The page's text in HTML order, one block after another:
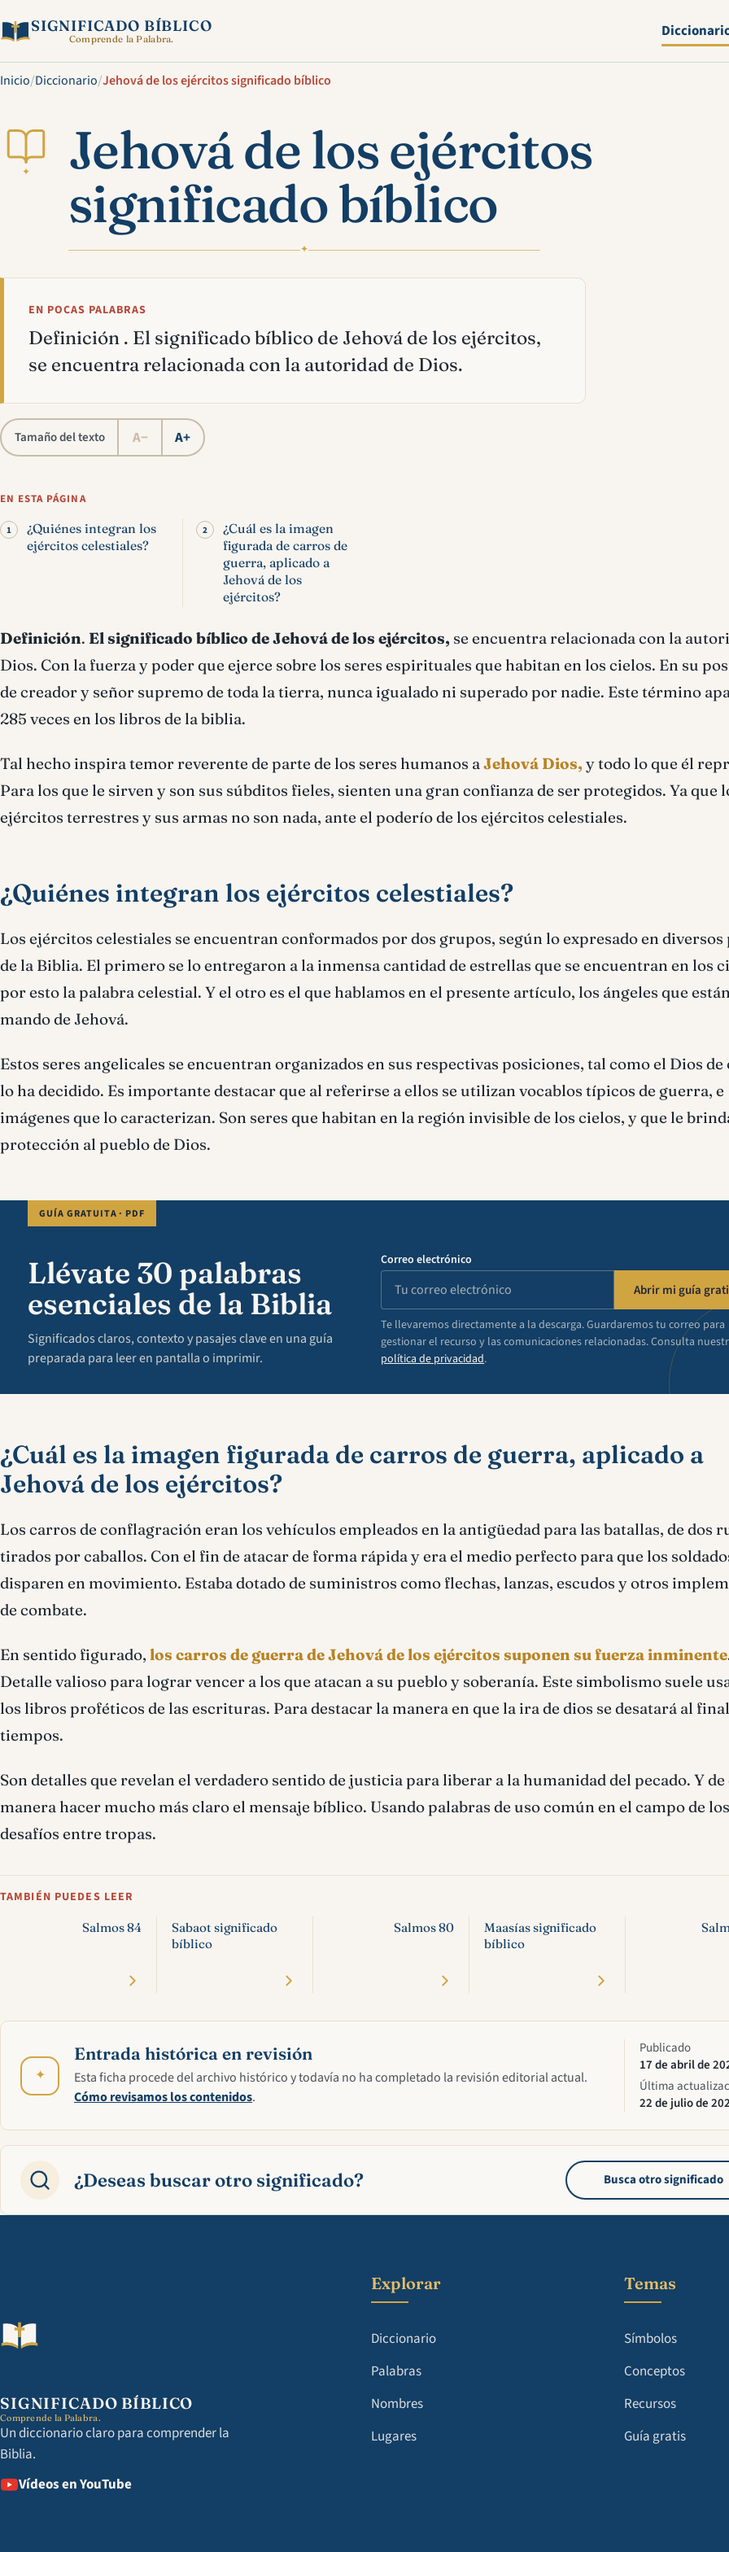
SIGNIFICADO BÍBLICO
Comprende la Palabra.
Inicio/Diccionario/Jehová de los ejércitos significado bíblico
✦
Jehová de los ejércitos
significado bíblico
✦
EN POCAS PALABRAS
Definición . El significado bíblico de Jehová de los ejércitos,
se encuentra relacionada con la autoridad de Dios.
Tamaño del texto A− A+
EN ESTA PÁGINA
¿Quiénes integran los
ejércitos celestiales?
¿Cuál es la imagen
figurada de carros de
guerra, aplicado a
Jehová de los
ejércitos?
Definición. Elsignificado bíblico de Jehová de los ejércitos, se encuentra relacionada con la
Dios. Con la fuerza y poder que ejerce sobre los seres espirituales que habitan en los cielos. En su
de creador y señor supremo de toda la tierra, nunca igualado ni superado por nadie. Este término
285 veces en los libros de la biblia.
Tal hecho inspira temor reverente de parte de los seres humanos aJehová Dios, y todo lo que él
Para los que le sirven y son sus súbditos fieles, sienten una gran confianza de ser protegidos. Ya que
ejércitos terrestres y sus armas no son nada, ante el poderío de los ejércitos celestiales.
¿Quiénes integran los ejércitos celestiales?
Los ejércitos celestiales se encuentran conformados por dos grupos, según lo expresado en diversos
de la Biblia. El primero se lo entregaron a la inmensa cantidad de estrellas que se encuentran en los
por esto la palabra celestial. Y el otro es el que hablamos en el presente artículo, los ángeles que
mando de Jehová.
Estos seres angelicales se encuentran organizados en sus respectivas posiciones, tal como el Dios de
lo ha decidido. Es importante destacar que al referirse a ellos se utilizan vocablos típicos de guerra, e
imágenes que lo caracterizan. Son seres que habitan en la región invisible de los cielos, y que le
protección al pueblo de Dios.
GUÍA GRATUITA · PDF
Llévate 30 palabras
esenciales de la Biblia
Significados claros, contexto y pasajes clave en una guía
preparada para leer en pantalla o imprimir.
Correo electrónico
Abrir mi guía
Te llevaremos directamente a la descarga. Guardaremos tu correo para
gestionar el recurso y las comunicaciones relacionadas. Consulta
política de privacidad.
¿Cuál es la imagen figurada de carros de guerra, aplicado a
Jehová de los ejércitos?
Los carros de conflagración eran los vehículos empleados en la antigüedad para las batallas, de dos
tirados por caballos. Con el fin de atacar de forma rápida y era el medio perfecto para que los
disparen en movimiento. Estaba dotado de suministros como flechas, lanzas, escudos y otros
de combate.
En sentido figurado, los carros de guerra de Jehová de los ejércitos suponen su fuerza inminente
Detalle valioso para lograr vencer a los que atacan a su pueblo y soberanía. Este simbolismo suele
los libros proféticos de las escrituras. Para destacar la manera en que la ira de dios se desatará al
tiempos.
Son detalles que revelan el verdadero sentido de justicia para liberar a la humanidad del pecado. Y de
manera hacer mucho más claro el mensaje bíblico. Usando palabras de uso común en el campo de los
desafíos entre tropas.
TAMBIÉN PUEDES LEER
Salmos 84
Sabaot significado
bíblico
Salmos 80
Maasías significado
bíblico
✦
Entrada histórica en revisión
Esta ficha procede del archivo histórico y todavía no ha completado la revisión editorial actual.
Cómo revisamos los contenidos.
Publicado
17 de abril de
Última
22 de julio de
¿Deseas buscar otro significado? Busca otro significado
SIGNIFICADO BÍBLICO
Comprende la Palabra.
Un diccionario claro para comprender la
Biblia.
Vídeos en YouTube
Explorar
Diccionario
Palabras
Nombres
Lugares
Temas
Símbolos
Conceptos
Recursos
Guía gratis